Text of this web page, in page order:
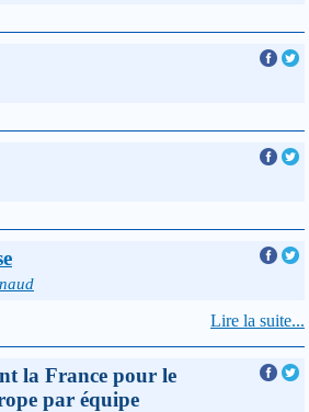
Lire la suite...
la France pour le
par équipe